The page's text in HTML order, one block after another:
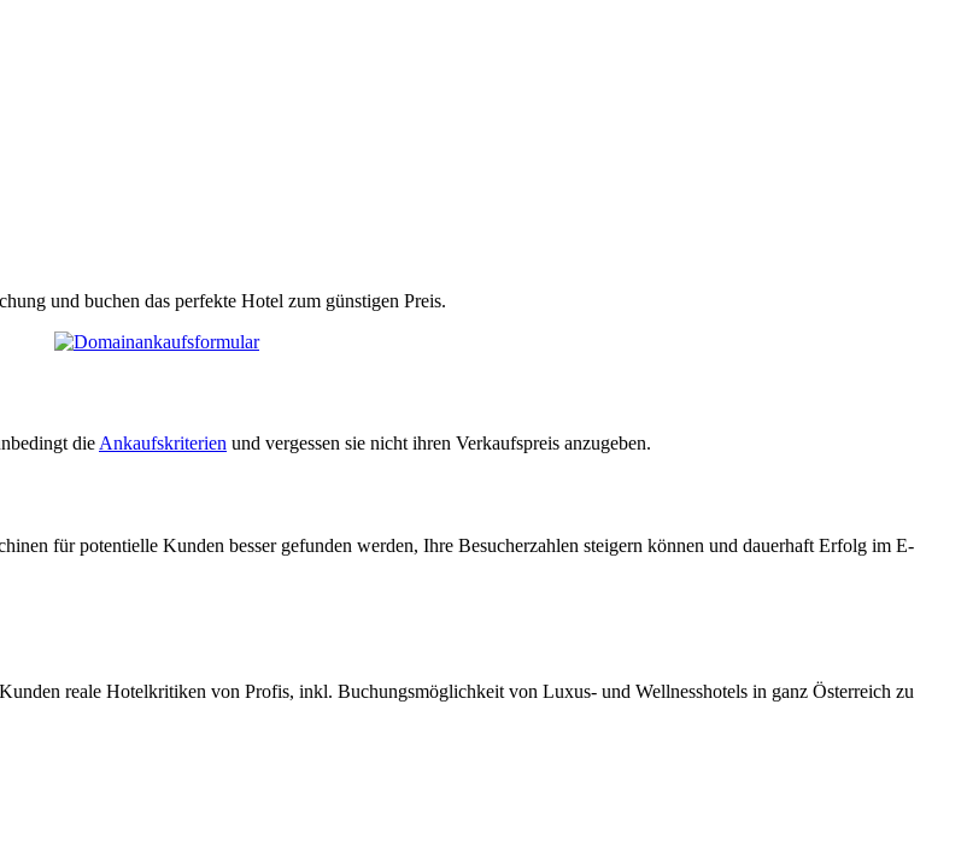
und buchen das perfekte Hotel zum günstigen Preis.
dieAnkaufskriterien und vergessen sie nicht ihren Verkaufspreis anzugeben.
für potentielle Kunden besser gefunden werden, Ihre Besucherzahlen steigern können und dauerhaft Erfolg im E-
reale Hotelkritiken von Profis, inkl. Buchungsmöglichkeit von Luxus- und Wellnesshotels in ganz Österreich zu